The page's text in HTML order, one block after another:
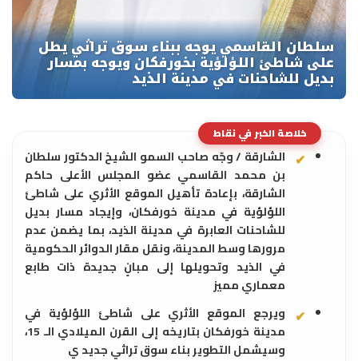
خلاصة الخبر في نقاط
الشارقة / وجّه صاحب السمو الشيخ الدكتور سلطان
بن محمد القاسمي عضو المجلس الأعلى حاكم
الشارقة، بإعادة تأهيل الموقع الأثري على شاطئ
اللؤلؤية في مدينة خورفكان، وإيجاد مسار بديل
للشاحنات العابرة في مدينة الذيد، بما يضمن عدم
مرورها وسط المدينة، ونقل مقار الدوائر الحكومية
في الذيد وتحويلها إلى مبانٍ جديدة ذات طابع
معماري مميز
ويرجع الموقع الأثري على شاطئ اللؤلؤية في
مدينة خورفكان بتاريخه إلى القرن الميلادي الـ 15،
وسيشمل التطوير بناء سوق تراثي جديد ي